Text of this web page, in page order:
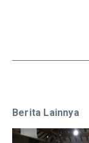
Berita Lainnya